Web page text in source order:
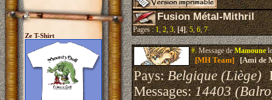
Ze T-Shirt
Fusion Métal-Mithril
Pages :1,2,3,[4],5,6,7
#.Message deMamoune
[MH Team][Ami de
Pays:Belgique (Liège)
Messages:14403